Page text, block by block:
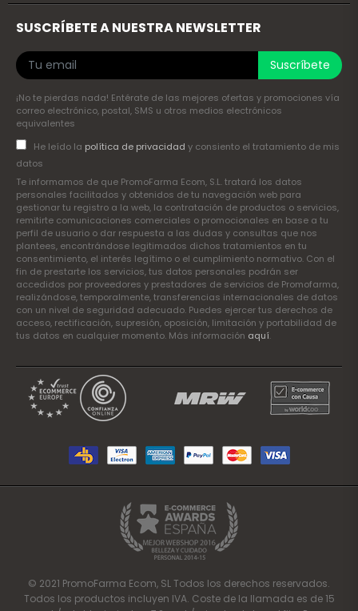
SUSCRÍBETE A NUESTRA NEWSLETTER
Suscríbete
¡No te pierdas nada! Entérate de las mejores ofertas y promociones vía
correo electrónico, postal, SMS u otros medios electrónicos
equivalentes
He leído la política de privacidad y consiento el tratamiento de mis
datos
Te informamos de que PromoFarma Ecom, S.L. tratará los datos
personales facilitados y obtenidos de tu navegación web para
gestionar tu registro a la web, la contratación de productos o servicios,
remitirte comunicaciones comerciales o promocionales en base a tu
perfil de usuario o dar respuesta a las dudas y consultas que nos
plantees, encontrándose legitimados dichos tratamientos en tu
consentimiento, el interés legítimo o el cumplimiento normativo. Con el
fin de prestarte los servicios, tus datos personales podrán ser
accedidos por proveedores y prestadores de servicios de Promofarma,
realizándose, temporalmente, transferencias internacionales de datos
con un nivel de seguridad adecuado. Puedes ejercer tus derechos de
acceso, rectificación, supresión, oposición, limitación y portabilidad de
tus datos en cualquier momento. Más información aquí.
© 2021 PromoFarma Ecom, SL Todos los derechos reservados.
Todos los productos incluyen IVA. Coste de la llamada es de 15